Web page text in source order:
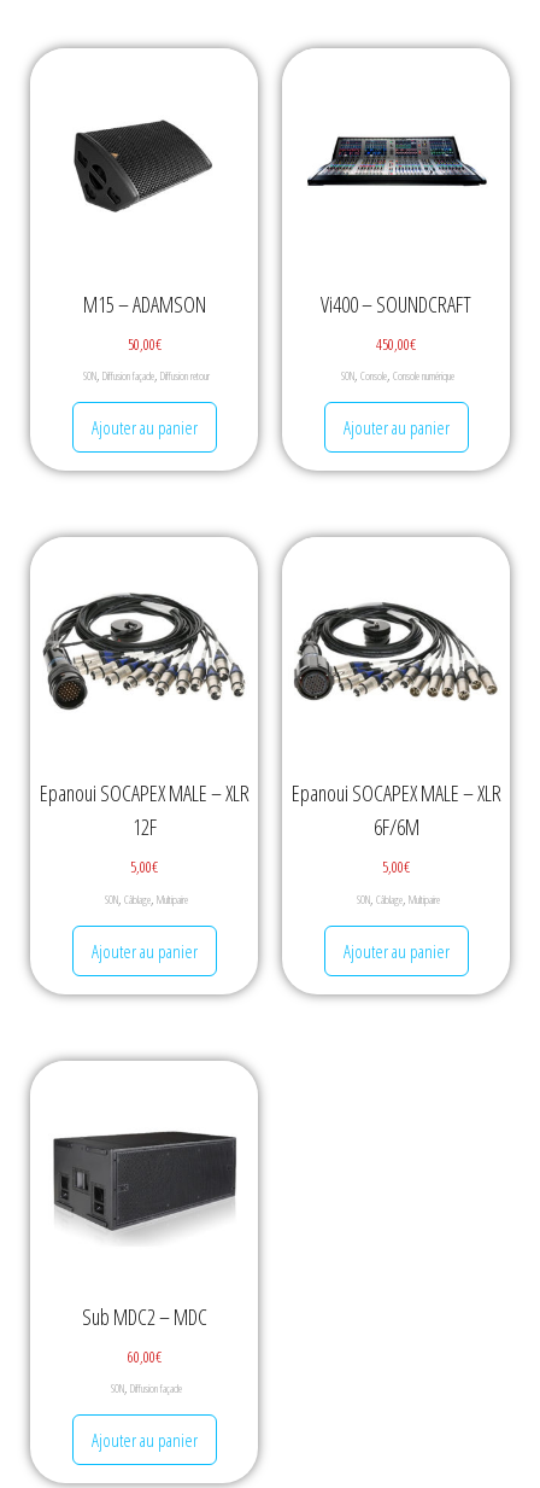
M15 – ADAMSON
50,00€
SON, Diffusion façade, Diffusion retour
Ajouter au panier
Vi400 – SOUNDCRAFT
450,00€
SON, Console, Console numérique
Ajouter au panier
Epanoui SOCAPEX MALE – XLR
12F
5,00€
SON, Câblage, Multipaire
Ajouter au panier
Epanoui SOCAPEX MALE – XLR
6F/6M
5,00€
SON, Câblage, Multipaire
Ajouter au panier
Sub MDC2 – MDC
60,00€
SON, Diffusion façade
Ajouter au panier